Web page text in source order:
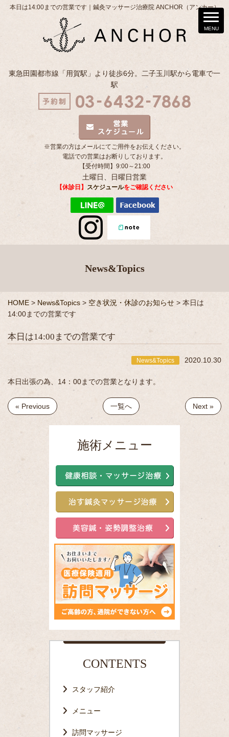
本日は14:00までの営業です｜鍼灸マッサージ治療院 ANCHOR（アンカー）
東急田園都市線「用賀駅」より徒歩6分。二子玉川駅から電車で一
駅
※営業の方はメールにてご用件をお伝えください。
電話での営業はお断りしております。
【受付時間】9:00～21:00
土曜日、日曜日営業
【休診日】 スケジュールをご確認ください
News&Topics
HOME > News&Topics > 空き状況・休診のお知らせ > 本日は
14:00までの営業です
本日は14:00までの営業です
News&Topics 2020.10.30
本日出張の為、14：00までの営業となります。
« Previous 一覧へ Next »
施術メニュー
CONTENTS
スタッフ紹介
メニュー
訪問マッサージ